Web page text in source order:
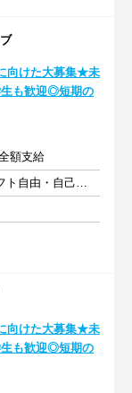
向けた大募集★未
も歓迎◎短期の
額支給
週2日以上 1日3時間以上 シフト自由・自己申告
向けた大募集★未
も歓迎◎短期の